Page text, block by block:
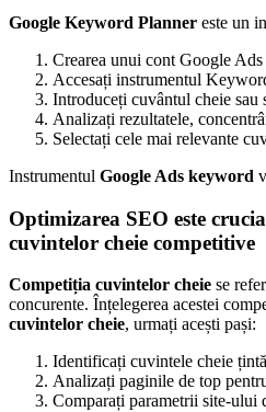
Google Keyword Planner este un
Crearea unui cont Google
Accesați instrumentul
Introduceți cuvântul cheie sau
Analizați rezultatele,
Selectați cele mai relevante
Instrumentul Google Ads keyword
Optimizarea SEO este
cuvintelor cheie competitive
Competiția cuvintelor cheie se
concurente. Înțelegerea acestei
cuvintelor cheie, urmați acești pași:
Identificați cuvintele cheie
Analizați paginile de top
Comparați parametrii site-ului